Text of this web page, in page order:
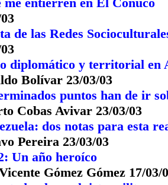
de las Redes
diplomático y territorial en
Bolívar 23/03/03
puntos han de ir
Cobas Avivar 23/03/03
dos notas para esta
Pereira 23/03/03
Un año heroíco
Gómez Gómez 17/03/